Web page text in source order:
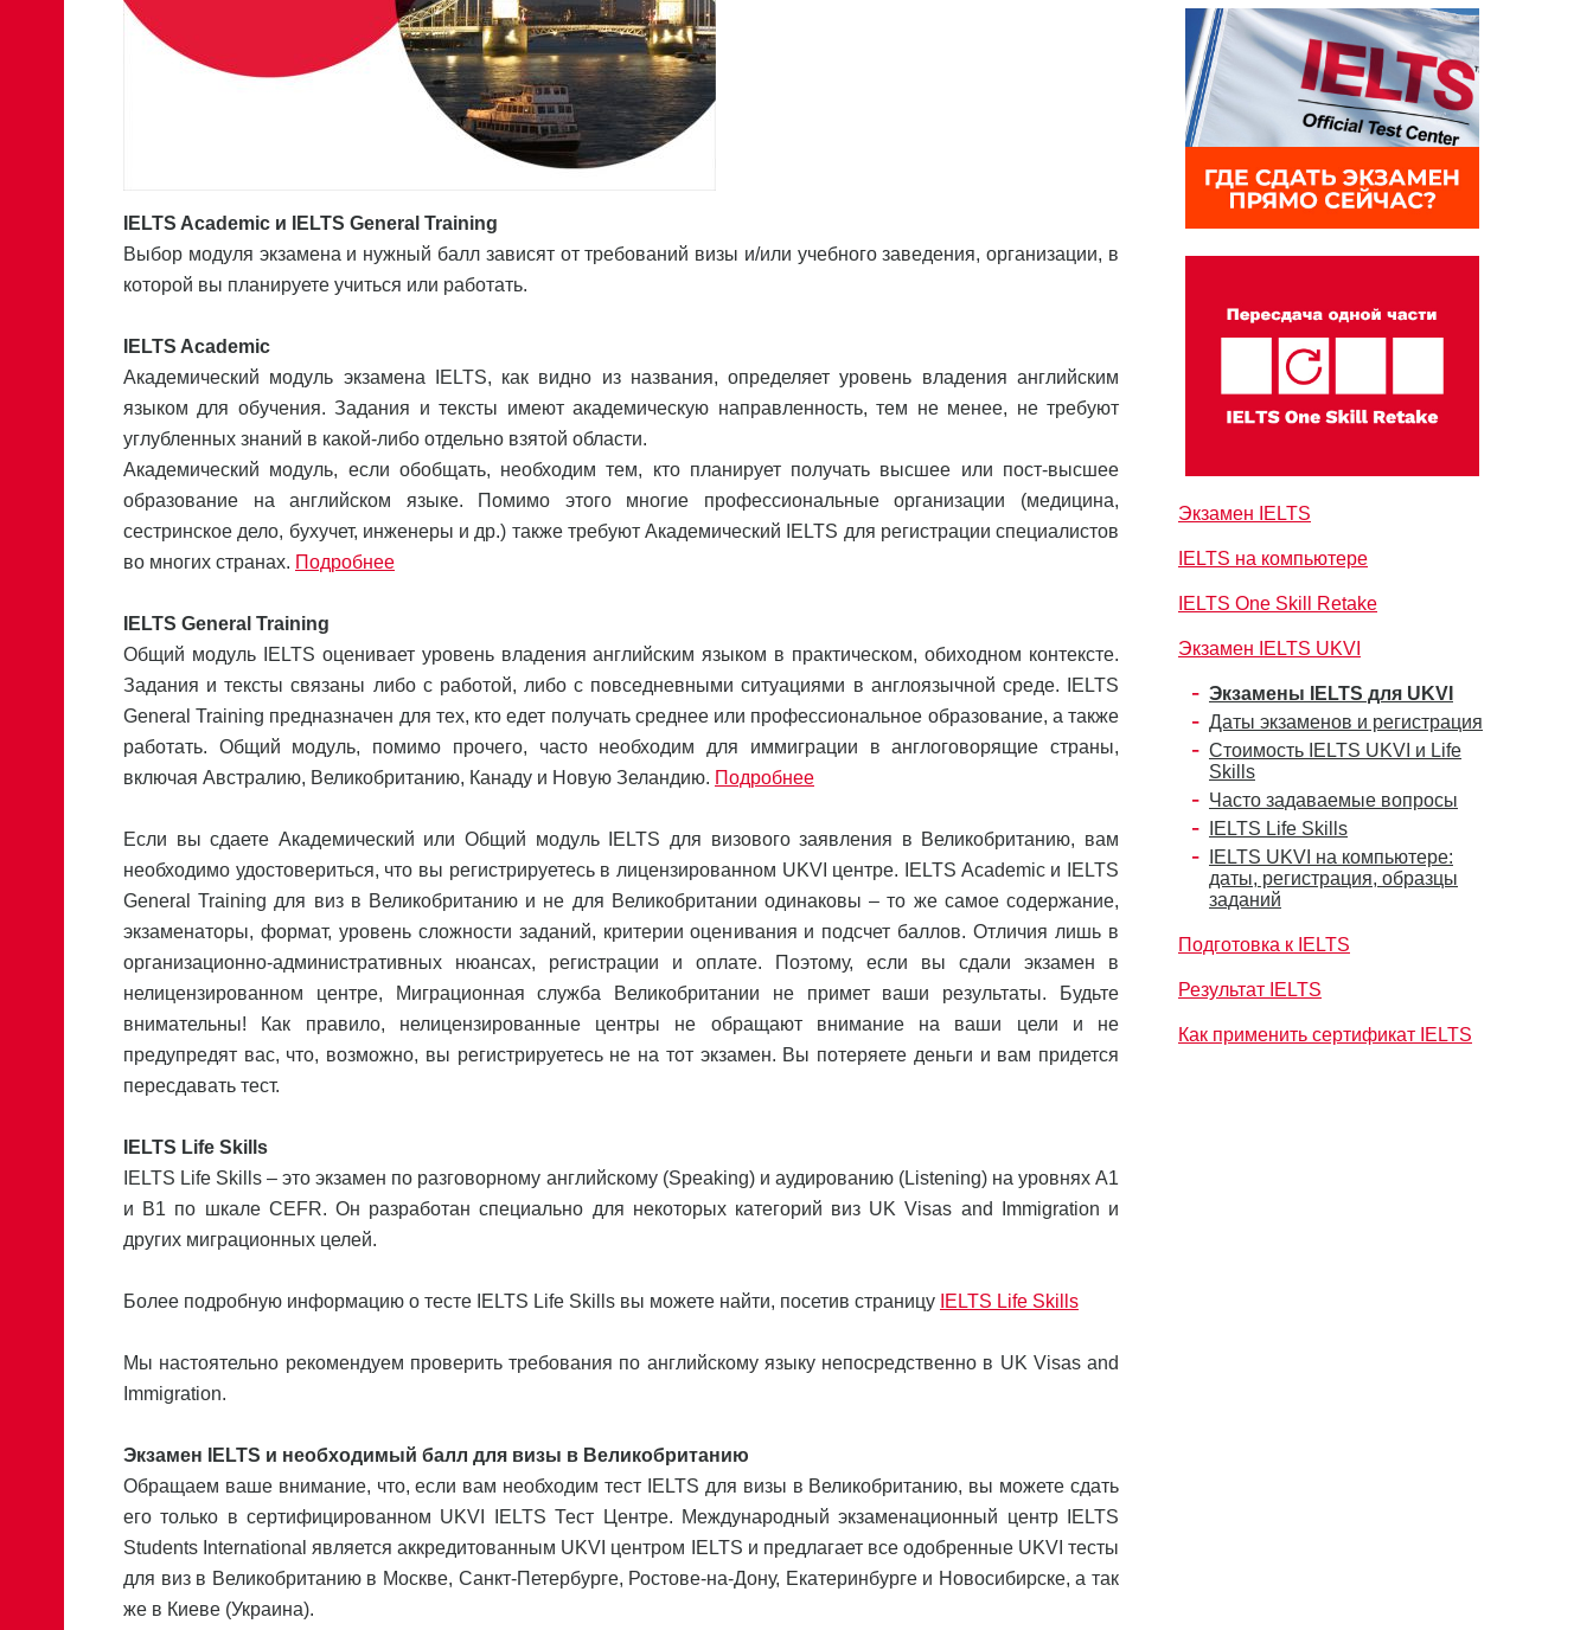
IELTS Academic и IELTS General Training
Выбор модуля экзамена и нужный балл зависят от требований визы и/или учебного заведения, организации, в
которой вы планируете учиться или работать.
IELTS Academic
Академический модуль экзамена IELTS, как видно из названия, определяет уровень владения английским
языком для обучения. Задания и тексты имеют академическую направленность, тем не менее, не требуют
углубленных знаний в какой-либо отдельно взятой области.
Академический модуль, если обобщать, необходим тем, кто планирует получать высшее или пост-высшее
образование на английском языке. Помимо этого многие профессиональные организации (медицина,
сестринское дело, бухучет, инженеры и др.) также требуют Академический IELTS для регистрации специалистов
во многих странах. Подробнее
IELTS General Training
Общий модуль IELTS оценивает уровень владения английским языком в практическом, обиходном контексте.
Задания и тексты связаны либо с работой, либо с повседневными ситуациями в англоязычной среде. IELTS
General Training предназначен для тех, кто едет получать среднее или профессиональное образование, а также
работать. Общий модуль, помимо прочего, часто необходим для иммиграции в англоговорящие страны,
включая Австралию, Великобританию, Канаду и Новую Зеландию. Подробнее
Если вы сдаете Академический или Общий модуль IELTS для визового заявления в Великобританию, вам
необходимо удостовериться, что вы регистрируетесь в лицензированном UKVI центре. IELTS Academic и IELTS
General Training для виз в Великобританию и не для Великобритании одинаковы – то же самое содержание,
экзаменаторы, формат, уровень сложности заданий, критерии оценивания и подсчет баллов. Отличия лишь в
организационно-административных нюансах, регистрации и оплате. Поэтому, если вы сдали экзамен в
нелицензированном центре, Миграционная служба Великобритании не примет ваши результаты. Будьте
внимательны! Как правило, нелицензированные центры не обращают внимание на ваши цели и не
предупредят вас, что, возможно, вы регистрируетесь не на тот экзамен. Вы потеряете деньги и вам придется
пересдавать тест.
IELTS Life Skills
IELTS Life Skills – это экзамен по разговорному английскому (Speaking) и аудированию (Listening) на уровнях А1
и В1 по шкале CEFR. Он разработан специально для некоторых категорий виз UK Visas and Immigration и
других миграционных целей.
Более подробную информацию о тесте IELTS Life Skills вы можете найти, посетив страницу IELTS Life Skills
Мы настоятельно рекомендуем проверить требования по английскому языку непосредственно в UK Visas and
Immigration.
Экзамен IELTS и необходимый балл для визы в Великобританию
Обращаем ваше внимание, что, если вам необходим тест IELTS для визы в Великобританию, вы можете сдать
его только в сертифицированном UKVI IELTS Тест Центре. Международный экзаменационный центр IELTS
Students International является аккредитованным UKVI центром IELTS и предлагает все одобренные UKVI тесты
для виз в Великобританию в Москве, Санкт-Петербурге, Ростове-на-Дону, Екатеринбурге и Новосибирске, а так
же в Киеве (Украина).
Экзамен IELTS
IELTS на компьютере
IELTS One Skill Retake
Экзамен IELTS UKVI
Экзамены IELTS для UKVI
Даты экзаменов и регистрация
Стоимость IELTS UKVI и Life
Skills
Часто задаваемые вопросы
IELTS Life Skills
IELTS UKVI на компьютере:
даты, регистрация, образцы
заданий
Подготовка к IELTS
Результат IELTS
Как применить сертификат IELTS